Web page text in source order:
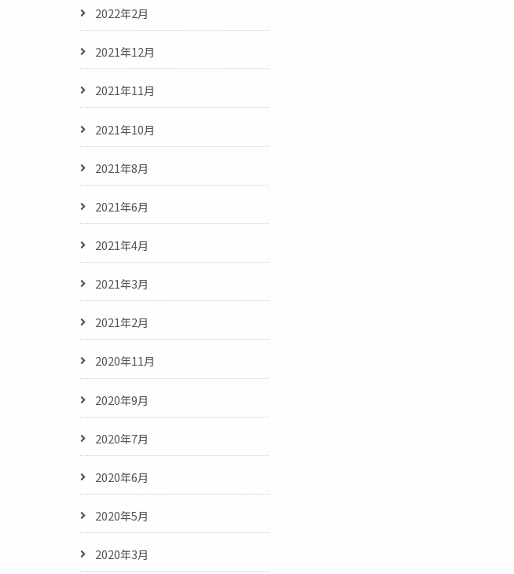
2022年2月
2021年12月
2021年11月
2021年10月
2021年8月
2021年6月
2021年4月
2021年3月
2021年2月
2020年11月
2020年9月
2020年7月
2020年6月
2020年5月
2020年3月